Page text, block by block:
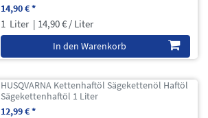
14,90 € *
1 Liter | 14,90 € / Liter
In den Warenkorb
HUSQVARNA Kettenhaftöl Sägekettenöl Haftöl
Sägekettenhaftöl 1 Liter
12,99 € *